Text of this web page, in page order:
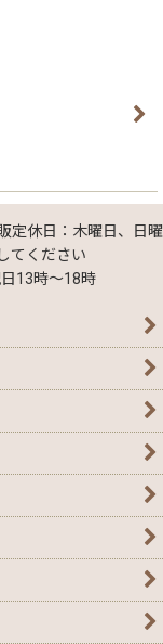
定休日：木曜日、日曜
てください
13時～18時